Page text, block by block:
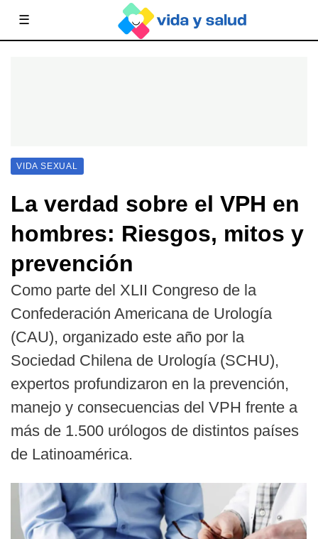
☰
VIDA SEXUAL
La verdad sobre el VPH en
hombres: Riesgos, mitos y
prevención
Como parte del XLII Congreso de la
Confederación Americana de Urología
(CAU), organizado este año por la
Sociedad Chilena de Urología (SCHU),
expertos profundizaron en la prevención,
manejo y consecuencias del VPH frente a
más de 1.500 urólogos de distintos países
de Latinoamérica.